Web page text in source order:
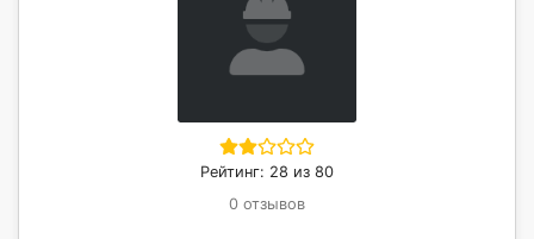
Рейтинг: 28 из 80
0 отзывов